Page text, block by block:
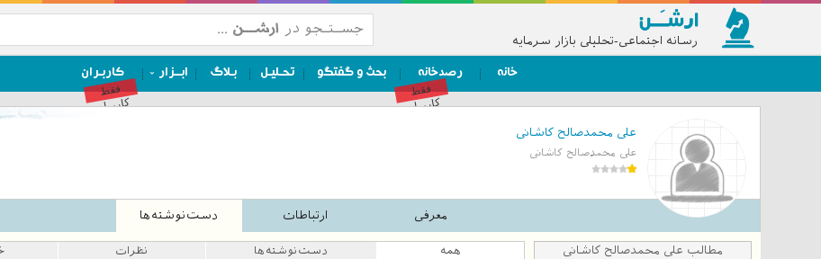
رسانه اجتماعی-تحلیلی بازار سرمایه
خانه رصدخانه
فقط
کاربران
بحث و گفتگو تحـلیـل بـلاگ ابــزار کاربـران
فقط
کاربران
علی محمدصالح کاشانی
علی محمدصالح کاشانی
معرفی ارتباطات دست‌نوشته‌ها
مطالب علی محمدصالح کاشانی همه دست‌نوشته‌ها نظرات